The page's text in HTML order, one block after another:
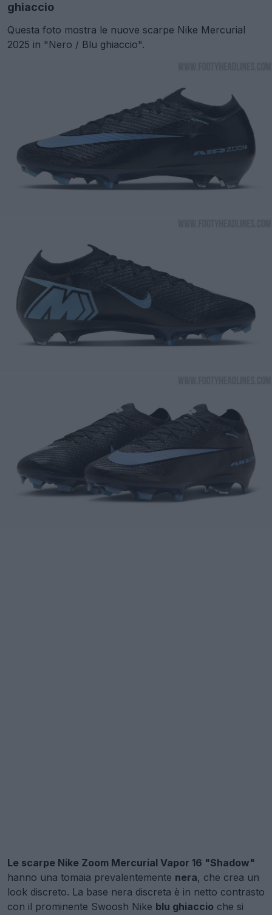
ghiaccio
Questa foto mostra le nuove scarpe Nike Mercurial
2025 in "Nero / Blu ghiaccio".
Le scarpe Nike Zoom Mercurial Vapor 16 "Shadow"
hanno una tomaia prevalentemente nera, che crea un
look discreto. La base nera discreta è in netto contrasto
con il prominente Swoosh Nike blu ghiaccio che si